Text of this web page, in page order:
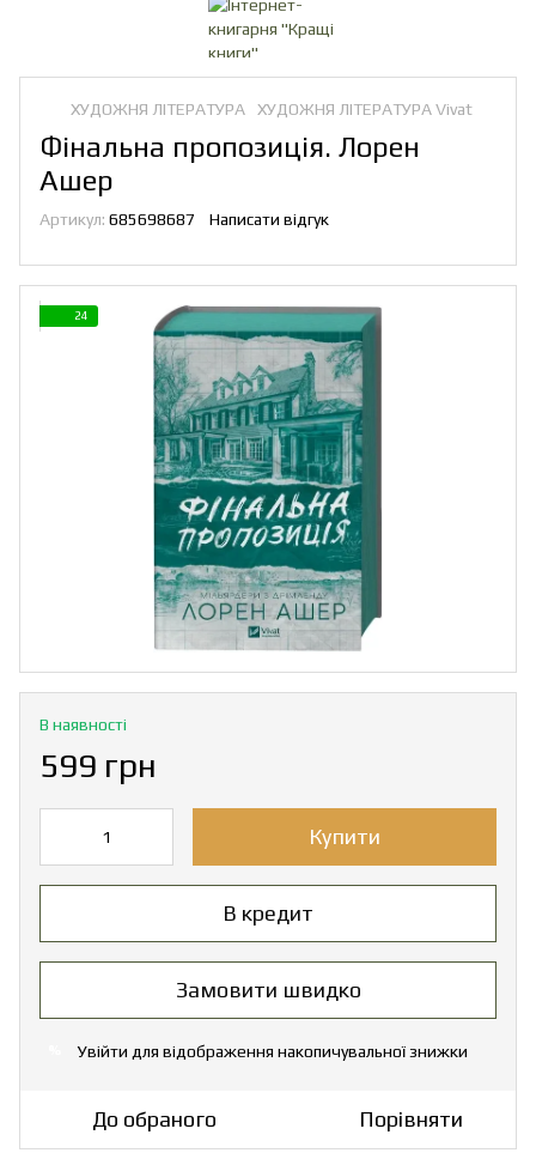
ХУДОЖНЯ ЛІТЕРАТУРА ХУДОЖНЯ ЛІТЕРАТУРА Vivat
Фінальна пропозиція. Лорен
Ашер
Артикул: 685698687 Написати відгук
24
В наявності
599 грн
Купити
В кредит
Замовити швидко
Увійти для відображення накопичувальної знижки
До обраного Порівняти